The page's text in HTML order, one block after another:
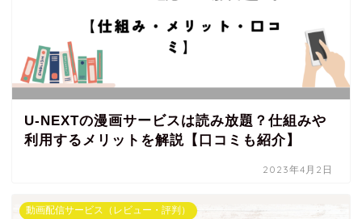
U-NEXTの漫画サービスは読み放題？仕組みや
利用するメリットを解説【口コミも紹介】
2023年4月2日
動画配信サービス（レビュー・評判）